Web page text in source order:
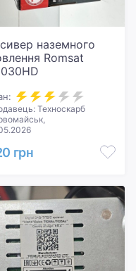
наземного
Romsat
Техноскарб
грн